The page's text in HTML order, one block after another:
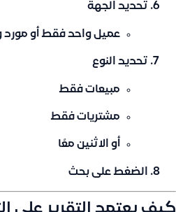
تحديد الجهة
عميل واحد فقط أو مورد
تحديد النوع
مبيعات فقط
مشتريات فقط
أو الاثنين معًا
الضغط على بحث